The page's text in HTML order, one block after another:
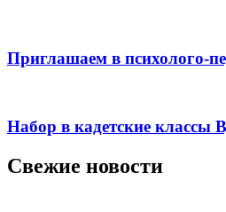
Приглашаем в психолого-
Набор в кадетские
Свежие новости